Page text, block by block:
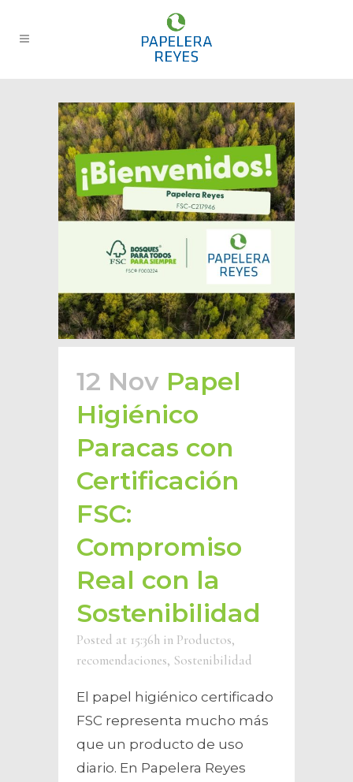
12 Nov Papel
Higiénico
Paracas con
Certificación
FSC:
Compromiso
Real con la
Sostenibilidad
Posted at 15:36h in Productos,
recomendaciones, Sostenibilidad
El papel higiénico certificado
FSC representa mucho más
que un producto de uso
diario. En Papelera Reyes